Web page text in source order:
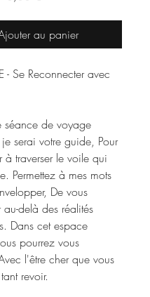
au panier
- Se Reconnecter avec
séance de voyage
serai votre guide, Pour
à traverser le voile qui
Permettez à mes mots
De vous
au-delà des réalités
Dans cet espace
pourrez vous
l'être cher que vous
revoir.